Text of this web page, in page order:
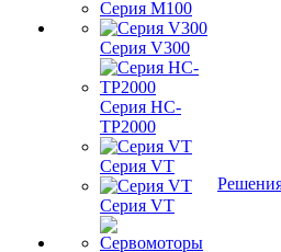
Серия M100
Серия V300
Серия HC-
TP2000
Серия VT
Серия VT